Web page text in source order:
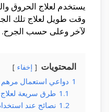
يستخدم لعلاج الحروق
وقت طويل لعلاج تلك
لآخر وعلى حسب الجرح.
المحتويات إخفاء
1 دواعي استعمال
1.1 طرق سريعة
1.2 نصائح عند